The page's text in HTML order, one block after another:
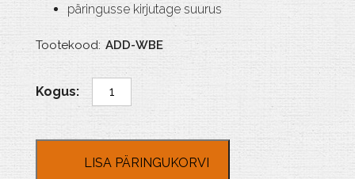
päringusse kirjutage suurus
Tootekood: ADD-WBE
Valge
tahvel
seinale
kogus
LISA PÄRINGUKORVI